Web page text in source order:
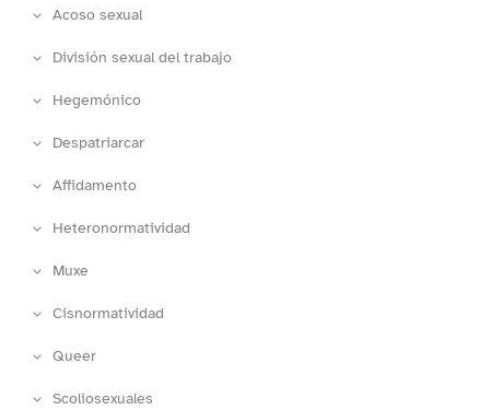
Acoso sexual
División sexual del trabajo
Hegemónico
Despatriarcar
Affidamento
Heteronormatividad
Muxe
Cisnormatividad
Queer
Scoliosexuales